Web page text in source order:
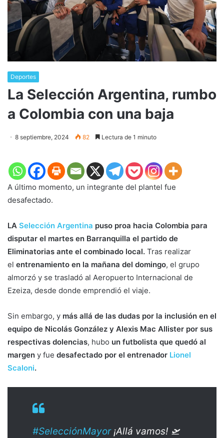
Deportes
La Selección Argentina, rumbo
a Colombia con una baja
8 septiembre, 2024 82 Lectura de 1 minuto
A último momento, un integrante del plantel fue
desafectado.
LA Selección Argentina puso proa hacia Colombia para
disputar el martes en Barranquilla el partido de
Eliminatorias ante el combinado local. Tras realizar
el entrenamiento en la mañana del domingo, el grupo
almorzó y se trasladó al Aeropuerto Internacional de
Ezeiza, desde donde emprendió el viaje.
Sin embargo, y más allá de las dudas por la inclusión en el
equipo de Nicolás González y Alexis Mac Allister por sus
respectivas dolencias, hubo un futbolista que quedó al
margen y fue desafectado por el entrenador Lionel
Scaloni.
#SelecciónMayor¡Allá vamos! 🛫